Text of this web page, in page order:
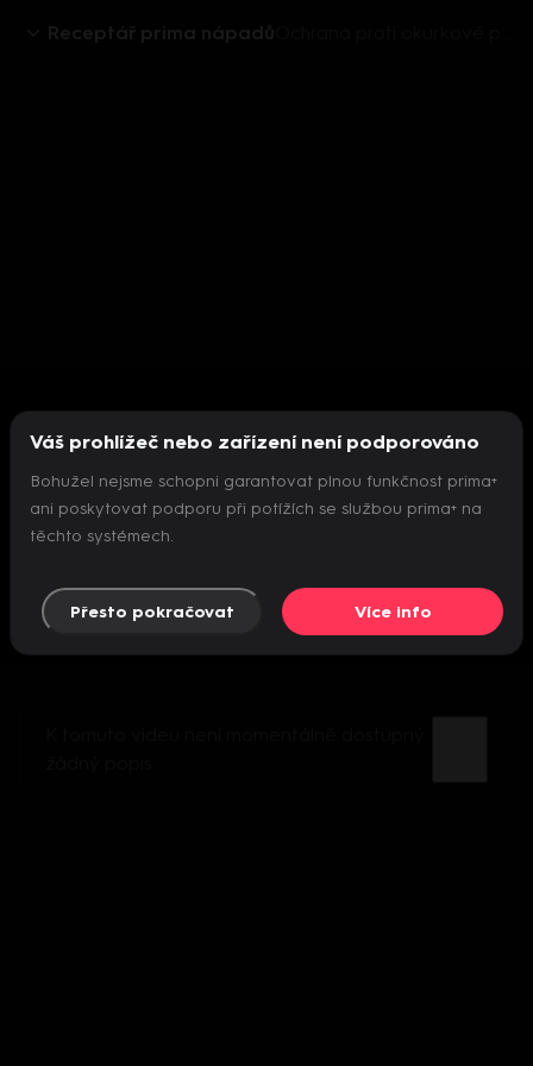
Receptář prima nápadů
Nepodařilo se inicializovat přehrávač
Váš prohlížeč nebo zařízení není podporováno
Bohužel nejsme schopni garantovat plnou funkčnost prima+
ani poskytovat podporu při potížích se službou prima+ na
těchto systémech.
Přesto pokračovat Více info